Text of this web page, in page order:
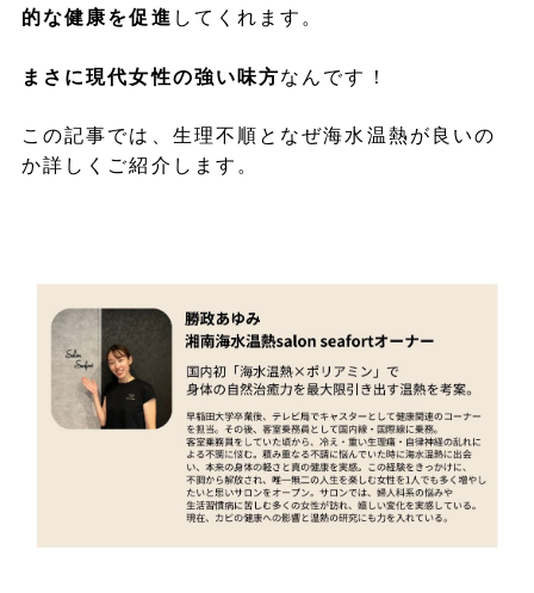
的な健康を促進 してくれます。
まさに現代女性の強い味方なんです！
この記事では、生理不順となぜ海水温熱が良いの
か詳しくご紹介します。